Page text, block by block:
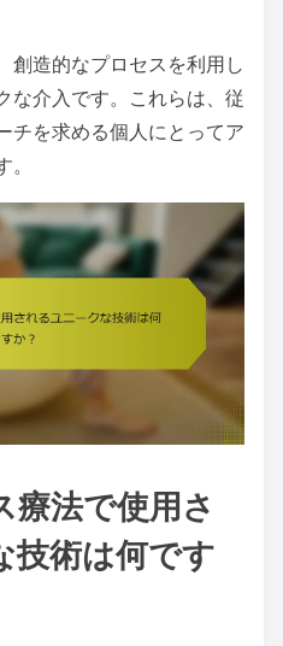
創造的なプロセスを利用し
な介入です。これらは、従
チを求める個人にとってア
療法で使用さ
技術は何です